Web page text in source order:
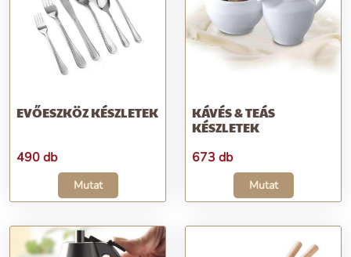
EVŐESZKÖZ KÉSZLETEK
490 db
Mutat
KÁVÉS & TEÁS
KÉSZLETEK
673 db
Mutat